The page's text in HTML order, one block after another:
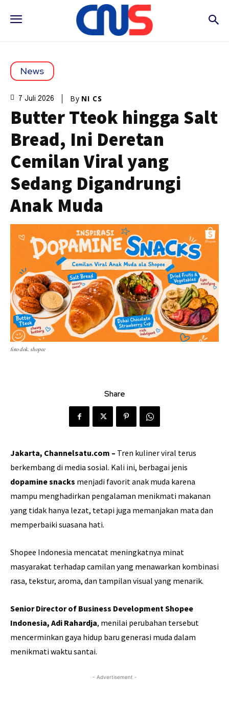
News
7 Juli 2026 By NI CS
Butter Tteok hingga Salt
Bread, Ini Deretan
Cemilan Viral yang
Sedang Digandrungi
Anak Muda
foto dok. shopee
Share
Jakarta, Channelsatu.com – Tren kuliner viral terus
berkembang di media sosial. Kali ini, berbagai jenis
dopamine snacks menjadi favorit anak muda karena
mampu menghadirkan pengalaman menikmati makanan
yang tidak hanya lezat, tetapi juga memanjakan mata dan
memperbaiki suasana hati.
Shopee Indonesia mencatat meningkatnya minat
masyarakat terhadap camilan yang menawarkan kombinasi
rasa, tekstur, aroma, dan tampilan visual yang menarik.
Senior Director of Business Development Shopee
Indonesia, Adi Rahardja, menilai perubahan tersebut
mencerminkan gaya hidup baru generasi muda dalam
menikmati waktu santai.
- Advertisement -